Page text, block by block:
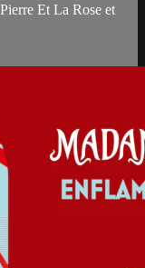
Et La Rose et